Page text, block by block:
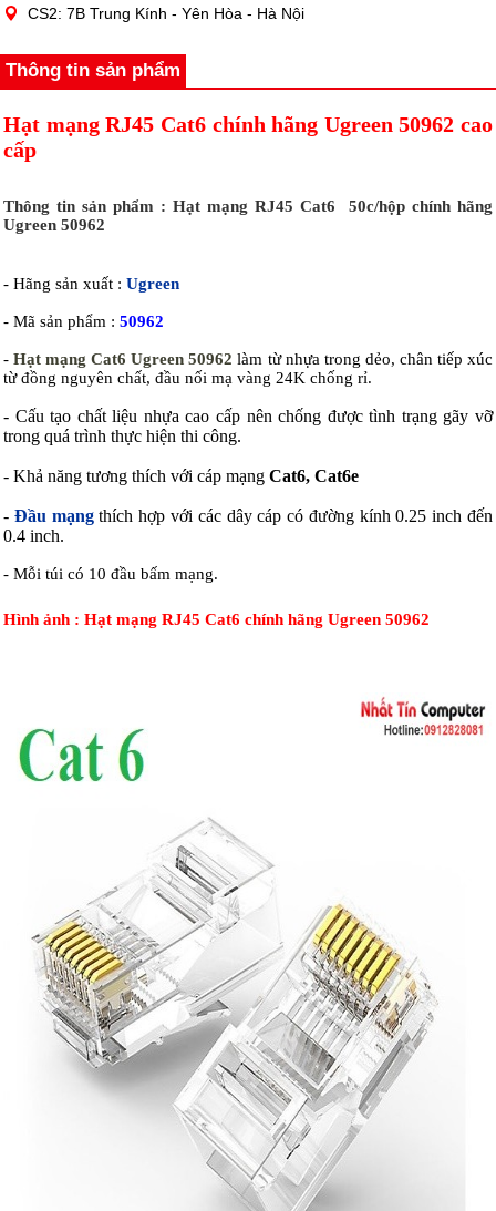
CS2: 7B Trung Kính - Yên Hòa - Hà Nội
Thông tin sản phẩm
Hạt mạng RJ45 Cat6 chính hãng Ugreen 50962 cao
cấp
Thông tin sản phẩm : Hạt mạng RJ45 Cat6 50c/hộp chính hãng
Ugreen 50962
- Hãng sản xuất : Ugreen
- Mã sản phẩm : 50962
- Hạt mạng Cat6 Ugreen 50962 làm từ nhựa trong dẻo, chân tiếp xúc
từ đồng nguyên chất, đầu nối mạ vàng 24K chống rỉ.
- Cấu tạo chất liệu nhựa cao cấp nên chống được tình trạng gãy vỡ
trong quá trình thực hiện thi công.
- Khả năng tương thích với cáp mạng Cat6, Cat6e
- Đầu mạngthích hợp với các dây cáp có đường kính 0.25 inch đến
0.4 inch.
- Mỗi túi có 10 đầu bấm mạng.
Hình ảnh : Hạt mạng RJ45 Cat6 chính hãng Ugreen 50962